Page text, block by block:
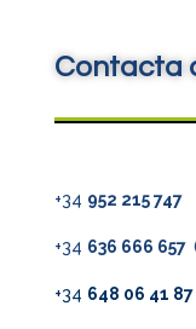
Contacta
+34 952 215 747
+34 636 666 657
+34 648 06 41 87